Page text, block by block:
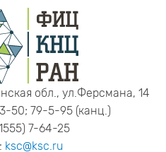
обл., ул.Ферсмана, 14
50; 79-5-95 (канц.)
7-64-25
ksc@ksc.ru